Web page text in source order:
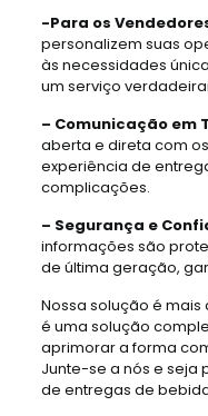
-Para os
personalizem suas
às necessidades
um serviço
– Comunicação em
aberta e direta com
experiência de
complicações.
– Segurança e
informações são
de última geração,
Nossa solução é
é uma solução
aprimorar a forma
Junte-se a nós e seja
de entregas de